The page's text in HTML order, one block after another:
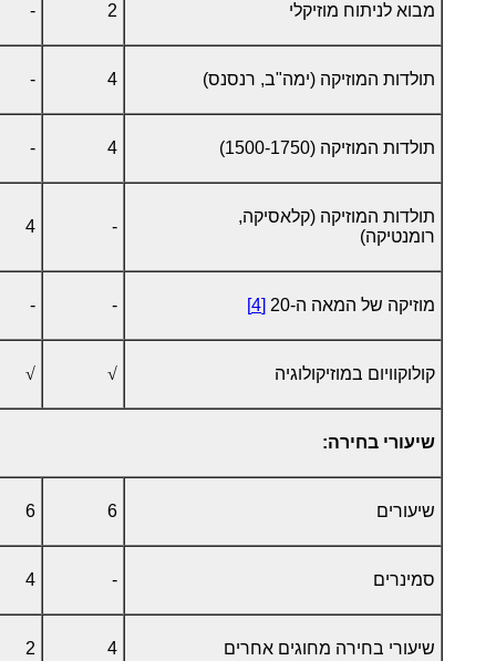
מבוא לניתוח מוזיקלי 2
-
תולדות המוזיקה (ימה"ב, רנסנס) 4
-
תולדות המוזיקה (1500-1750) 4
-
תולדות המוזיקה (קלאסיקה,
רומנטיקה)
-
4
מוזיקה של המאה ה-20 [4]
-
-
קולוקוויום במוזיקולוגיה √
√
שיעורי בחירה:
שיעורים 6
6
סמינרים -
4
שיעורי בחירה מחוגים אחרים 4
2